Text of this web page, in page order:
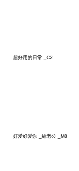
超好用的日常 _C2
好愛好愛你 _給老公 _M8